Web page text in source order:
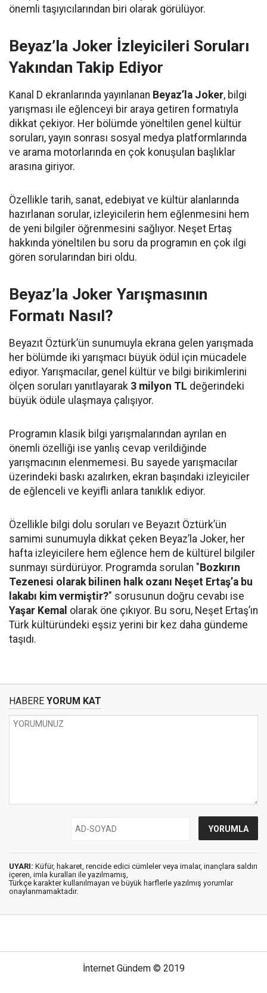
önemli taşıyıcılarından biri olarak görülüyor.
Beyaz’la Joker İzleyicileri Soruları
Yakından Takip Ediyor
Kanal D ekranlarında yayınlanan Beyaz’la Joker, bilgi
yarışması ile eğlenceyi bir araya getiren formatıyla
dikkat çekiyor. Her bölümde yöneltilen genel kültür
soruları, yayın sonrası sosyal medya platformlarında
ve arama motorlarında en çok konuşulan başlıklar
arasına giriyor.
Özellikle tarih, sanat, edebiyat ve kültür alanlarında
hazırlanan sorular, izleyicilerin hem eğlenmesini hem
de yeni bilgiler öğrenmesini sağlıyor. Neşet Ertaş
hakkında yöneltilen bu soru da programın en çok ilgi
gören sorularından biri oldu.
Beyaz’la Joker Yarışmasının
Formatı Nasıl?
Beyazıt Öztürk’ün sunumuyla ekrana gelen yarışmada
her bölümde iki yarışmacı büyük ödül için mücadele
ediyor. Yarışmacılar, genel kültür ve bilgi birikimlerini
ölçen soruları yanıtlayarak 3 milyon TL değerindeki
büyük ödüle ulaşmaya çalışıyor.
Programın klasik bilgi yarışmalarından ayrılan en
önemli özelliği ise yanlış cevap verildiğinde
yarışmacının elenmemesi. Bu sayede yarışmacılar
üzerindeki baskı azalırken, ekran başındaki izleyiciler
de eğlenceli ve keyifli anlara tanıklık ediyor.
Özellikle bilgi dolu soruları ve Beyazıt Öztürk’ün
samimi sunumuyla dikkat çeken Beyaz’la Joker, her
hafta izleyicilere hem eğlence hem de kültürel bilgiler
sunmayı sürdürüyor. Programda sorulan " Bozkırın
Tezenesi olarak bilinen halk ozanı Neşet Ertaş’a bu
lakabı kim vermiştir?" sorusunun doğru cevabı ise
Yaşar Kemal olarak öne çıkıyor. Bu soru, Neşet Ertaş’ın
Türk kültüründeki eşsiz yerini bir kez daha gündeme
taşıdı.
HABERE YORUM KAT
UYARI: Küfür, hakaret, rencide edici cümleler veya imalar, inançlara saldırı
içeren, imla kuralları ile yazılmamış,
Türkçe karakter kullanılmayan ve büyük harflerle yazılmış yorumlar
onaylanmamaktadır.
İnternet Gündem © 2019